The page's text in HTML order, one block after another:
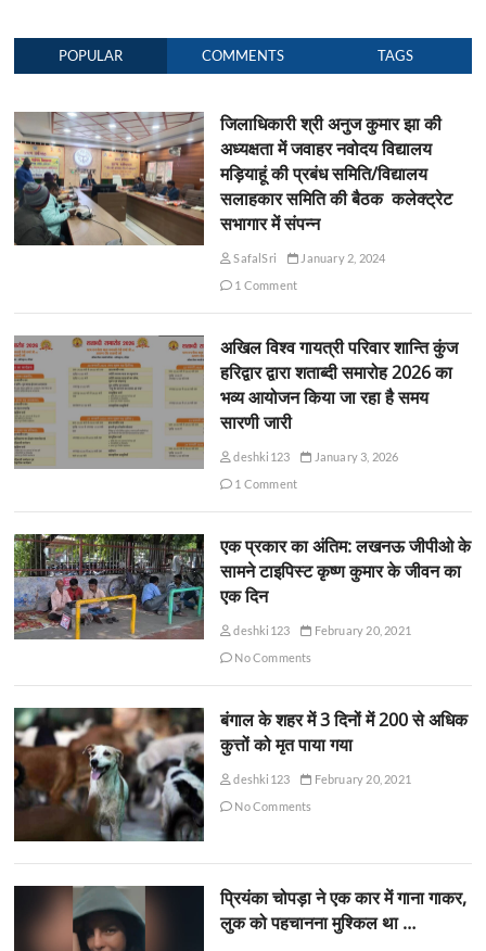
POPULAR COMMENTS TAGS
जिलाधिकारी श्री अनुज कुमार झा की
अध्यक्षता में जवाहर नवोदय विद्यालय
मड़ियाहूं की प्रबंध समिति/विद्यालय
सलाहकार समिति की बैठक कलेक्ट्रेट
सभागार में संपन्न
SafalSri
January 2, 2024
1 Comment
अखिल विश्व गायत्री परिवार शान्ति कुंज
हरिद्वार द्वारा शताब्दी समारोह 2026 का
भव्य आयोजन किया जा रहा है समय
सारणी जारी
deshki123
January 3, 2026
1 Comment
एक प्रकार का अंतिम: लखनऊ जीपीओ के
सामने टाइपिस्ट कृष्ण कुमार के जीवन का
एक दिन
deshki123
February 20, 2021
No Comments
बंगाल के शहर में 3 दिनों में 200 से अधिक
कुत्तों को मृत पाया गया
deshki123
February 20, 2021
No Comments
प्रियंका चोपड़ा ने एक कार में गाना गाकर,
लुक को पहचानना मुश्किल था …